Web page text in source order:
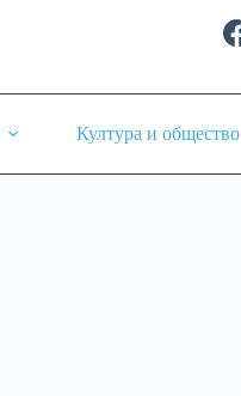
Култура и общество